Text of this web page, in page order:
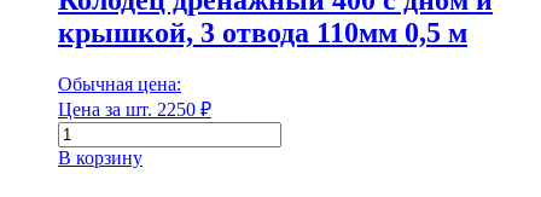
(2,945м
х
6.65
м;
210
мм
х
210мм;
крышкой, 3 отвода 110мм 0,5 м
Обычная цена:
Цена за шт. 2250 ₽
Количество
товара
Колодец
В корзину